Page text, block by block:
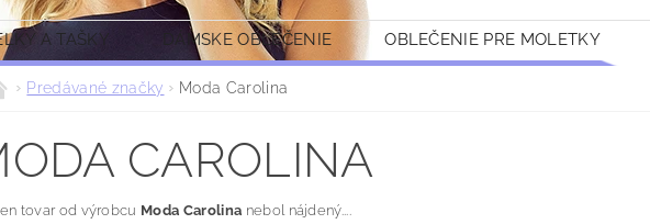
A TAŠKY DÁMSKE OBLEČENIE OBLEČENIE PRE MOLETKY
Predávané značky Moda Carolina
CAROLINA
tovar od výrobcu Moda Carolina nebol nájdený....